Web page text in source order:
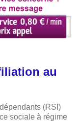
au
(RSI)
sociale à régime